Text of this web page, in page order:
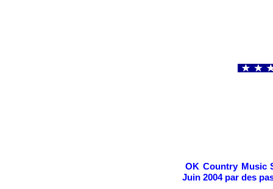
OK Country Music
Juin 2004 par des